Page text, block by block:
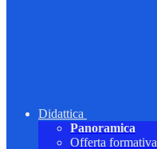
Didattica
Panoramica
Offerta formativa